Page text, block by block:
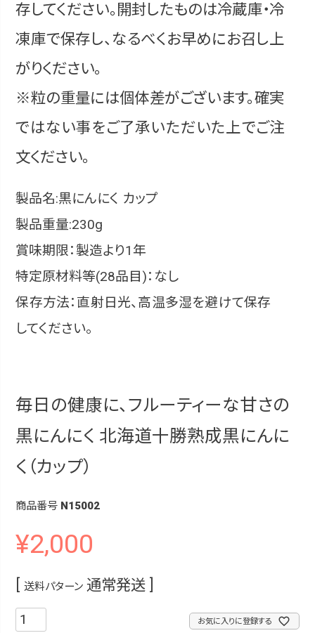
存してください。開封したものは冷蔵庫・冷
凍庫で保存し、なるべくお早めにお召し上
がりください。
※粒の重量には個体差がございます。確実
ではない事をご了承いただいた上でご注
文ください。
製品名:黒にんにく カップ
製品重量:230g
賞味期限：製造より1年
特定原材料等(28品目)：なし
保存方法：直射日光、高温多湿を避けて保存
してください。
毎日の健康に、フルーティーな甘さの
黒にんにく 北海道十勝熟成黒にんに
く（カップ）
商品番号 N15002
¥2,000
送料パターン 通常発送
お気に入りに登録する